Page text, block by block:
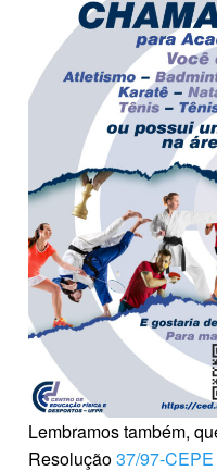
Lembramos também,
Resolução37/97-CEPE